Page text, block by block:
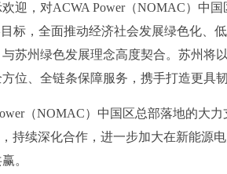
，对ACWA Power（NOMAC）中国
标，全面推动经济社会发展绿色化、
苏州绿色发展理念高度契合。苏州将
位、全链条保障服务，携手打造更具
（NOMAC）中国区总部落地的大力
持续深化合作，进一步加大在新能源
。